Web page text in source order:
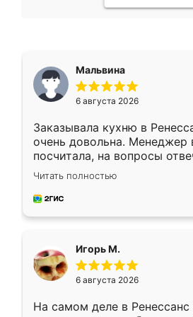
Мальвина
6 августа 2026
Заказывала кухню в
очень довольна. Менеджер
посчитала, на вопросы
Замерщик приехал в
делу со всей
за день, ребята работали
Читать полностью
Игорь М.
6 августа 2026
На самом деле в